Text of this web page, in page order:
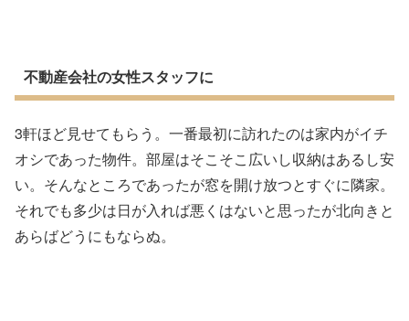
不動産会社の女性スタッフに
3軒ほど見せてもらう。一番最初に訪れたのは家内がイチ
オシであった物件。部屋はそこそこ広いし収納はあるし安
い。そんなところであったが窓を開け放つとすぐに隣家。
それでも多少は日が入れば悪くはないと思ったが北向きと
あらばどうにもならぬ。